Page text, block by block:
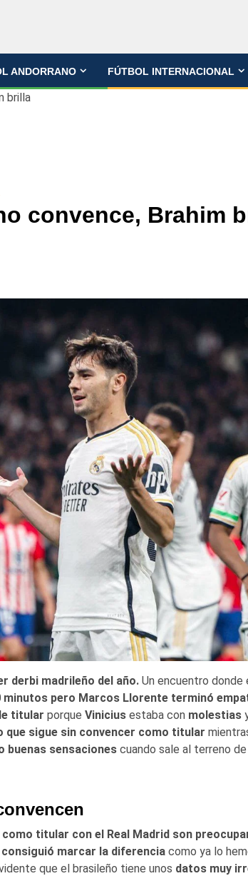
ANDORRANO FÚTBOL INTERNACIONAL
brilla
convence, Brahim
derbi madrileño del año.Un encuentro donde
minutos pero Marcos Llorente terminó
titular porque Viniciusestaba con molestias
que sigue sin convencer como titular
buenas sensacionescuando sale al terreno de
titular con el Real Madrid son
consiguió marcar la diferenciacomo ya lo
que el brasileño tiene unos datos muy